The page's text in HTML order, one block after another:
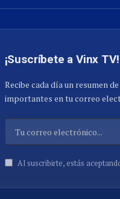
¡Suscríbete a Vinx TV!
Recibe cada día un resumen
importantes en tu correo
Al suscribirte, estás